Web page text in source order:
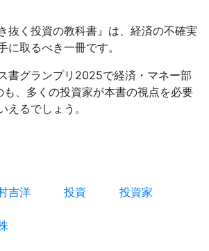
抜く投資の教科書』は、経済の不確実
に取るべき一冊です。
書グランプリ2025で経済・マネー部
、多くの投資家が本書の視点を必要
えるでしょう。
吉洋 投資 投資家